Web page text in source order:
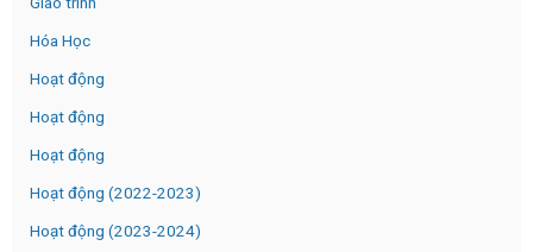
Hóa Học
Hoạt động
Hoạt động
Hoạt động
Hoạt động (2022-2023)
Hoạt động (2023-2024)